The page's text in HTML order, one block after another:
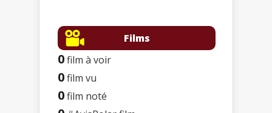
Films
0film à voir
0film vu
0film noté